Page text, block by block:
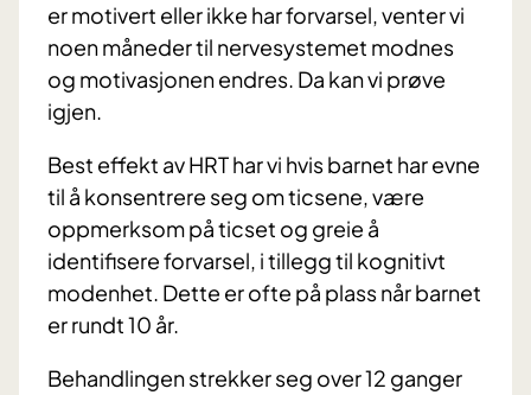
er motivert eller ikke har forvarsel, venter vi
noen måneder til nervesystemet modnes
og motivasjonen endres. Da kan vi prøve
igjen.
Best effekt av HRT har vi hvis barnet har evne
til å konsentrere seg om ticsene, være
oppmerksom på ticset og greie å
identifisere forvarsel, i tillegg til kognitivt
modenhet. Dette er ofte på plass når barnet
er rundt 10 år.
Behandlingen strekker seg over 12 ganger